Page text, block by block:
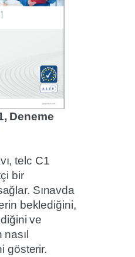
Deneme
telc C1
bir
Sınavda
beklediğini,
ve
nasıl
gösterir.